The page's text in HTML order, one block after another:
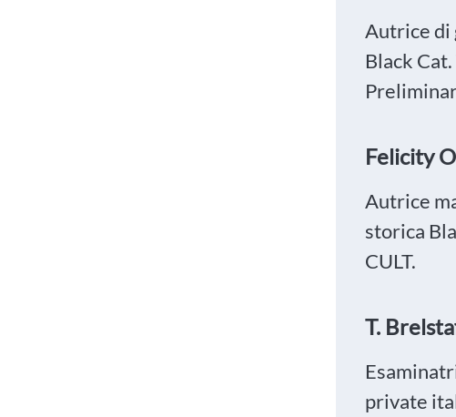
Autrice di
Black
Felicity
Autrice
storica
CULT.
T.
private